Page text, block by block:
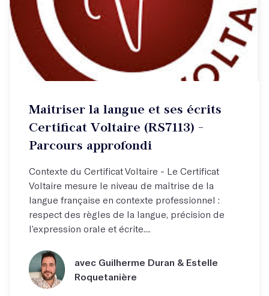
Maitriser la langue et ses écrits
Certificat Voltaire (RS7113) -
Parcours approfondi
Contexte du Certificat Voltaire - Le Certificat
Voltaire mesure le niveau de maîtrise de la
langue française en contexte professionnel :
respect des règles de la langue, précision de
l’expression orale et écrite....
avec Guilherme Duran & Estelle
Roquetanière